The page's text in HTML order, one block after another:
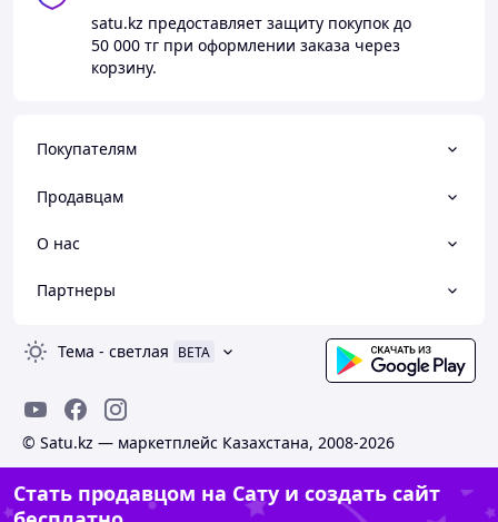
satu.kz предоставляет защиту покупок до
50 000 тг при оформлении заказа через
корзину.
Покупателям
Продавцам
О нас
Партнеры
Тема - светлая BETA
© Satu.kz — маркетплейс Казахстана, 2008-2026
Стать продавцом на Сату и создать сайт